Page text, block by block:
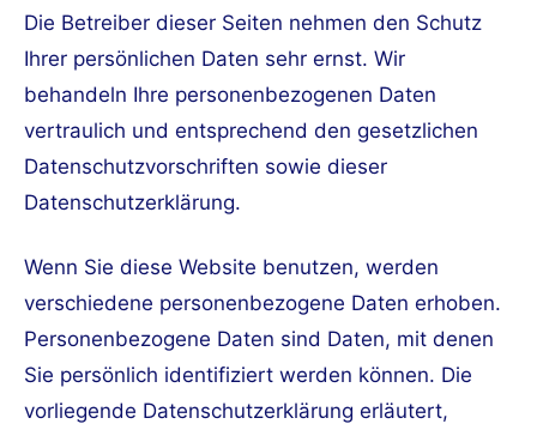
Die Betreiber dieser Seiten nehmen den Schutz
Ihrer persönlichen Daten sehr ernst. Wir
behandeln Ihre personenbezogenen Daten
vertraulich und entsprechend den gesetzlichen
Datenschutzvorschriften sowie dieser
Datenschutzerklärung.
Wenn Sie diese Website benutzen, werden
verschiedene personenbezogene Daten erhoben.
Personenbezogene Daten sind Daten, mit denen
Sie persönlich identifiziert werden können. Die
vorliegende Datenschutzerklärung erläutert,